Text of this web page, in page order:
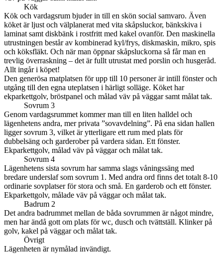
Kök
Kök och vardagsrum bjuder in till en skön social samvaro. Även
köket är ljust och välplanerat med vita skåpsluckor, bänkskiva i
laminat samt diskbänk i rostfritt med kakel ovanför. Den maskinella
utrustningen består av kombinerad kyl/frys, diskmaskin, mikro, spis
och köksfläkt. Och när man öppnar skåpsluckorna så får man en
trevlig överraskning – det är fullt utrustat med porslin och husgeråd.
Allt ingår i köpet!
Den generösa matplatsen för upp till 10 personer är intill fönster och
utgång till den egna uteplatsen i härligt solläge. Köket har
ekparkettgolv, bröstpanel och målad väv på väggar samt målat tak.
Sovrum 3
Genom vardagsrummet kommer man till en liten halldel och
lägenhetens andra, mer privata ”sovavdelning”. På ena sidan hallen
ligger sovrum 3, vilket är ytterligare ett rum med plats för
dubbelsäng och garderober på vardera sidan. Ett fönster.
Ekparkettgolv, målad väv på väggar och målat tak.
Sovrum 4
Lägenhetens sista sovrum har samma slags våningssäng med
bredare underslaf som sovrum 1. Med andra ord finns det totalt 8-10
ordinarie sovplatser för stora och små. En garderob och ett fönster.
Ekparkettgolv, målade väv på väggar och målat tak.
Badrum 2
Det andra badrummet mellan de båda sovrummen är något mindre,
men har ändå gott om plats för wc, dusch och tvättställ. Klinker på
golv, kakel på väggar och målat tak.
Övrigt
Lägenheten är nymålad invändigt.